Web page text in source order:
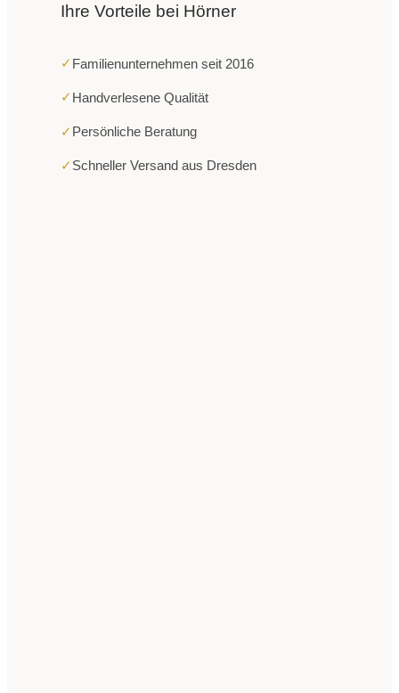
Ihre Vorteile bei Hörner
✓ Familienunternehmen seit 2016
✓ Handverlesene Qualität
✓ Persönliche Beratung
✓ Schneller Versand aus Dresden